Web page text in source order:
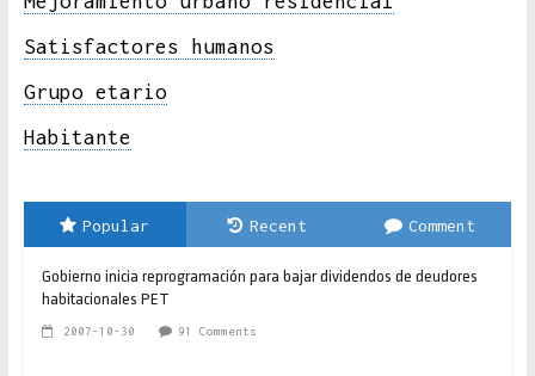
Satisfactores humanos
Grupo etario
Habitante
Popular Recent Comment
Gobierno inicia reprogramación para bajar dividendos de deudores
habitacionales PET
2007-10-30 91 Comments